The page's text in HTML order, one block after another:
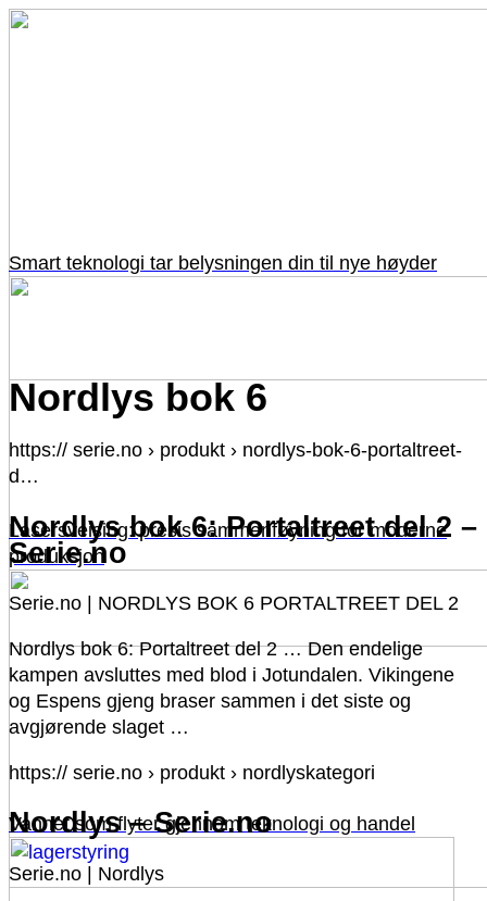
Smart teknologi tar belysningen din til nye høyder
Lasersveising: presis sammenføyning for moderne
produksjon
Vannet som flyter gjennom teknologi og handel
Nordlys bok 6
https:// serie.no › produkt › nordlys-bok-6-portaltreet-
d…
Nordlys bok 6: Portaltreet del 2 –
Serie.no
Serie.no | NORDLYS BOK 6 PORTALTREET DEL 2
Nordlys bok 6: Portaltreet del 2 … Den endelige
kampen avsluttes med blod i Jotundalen. Vikingene
og Espens gjeng braser sammen i det siste og
avgjørende slaget …
https:// serie.no › produkt › nordlyskategori
Nordlys – Serie.no
Serie.no | Nordlys